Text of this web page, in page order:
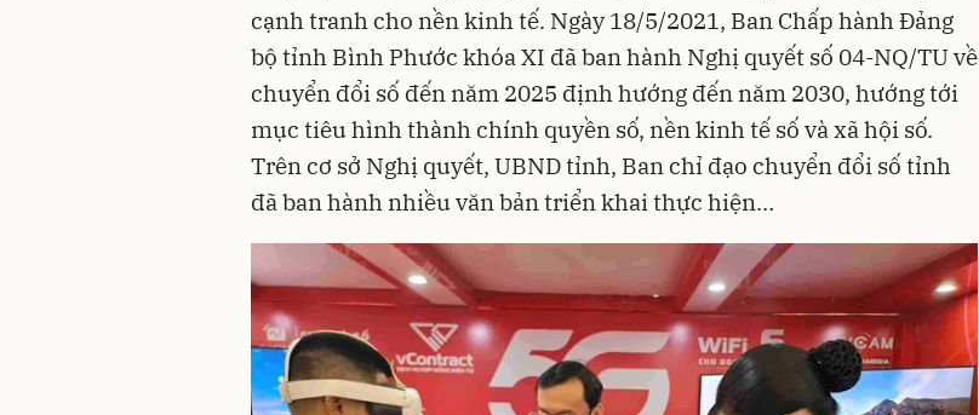
cạnh tranh cho nền kinh tế. Ngày 18/5/2021, Ban Chấp hành Đảng
bộ tỉnh Bình Phước khóa XI đã ban hành Nghị quyết số 04-NQ/TU về
chuyển đổi số đến năm 2025 định hướng đến năm 2030, hướng tới
mục tiêu hình thành chính quyền số, nền kinh tế số và xã hội số.
Trên cơ sở Nghị quyết, UBND tỉnh, Ban chỉ đạo chuyển đổi số tỉnh
đã ban hành nhiều văn bản triển khai thực hiện…